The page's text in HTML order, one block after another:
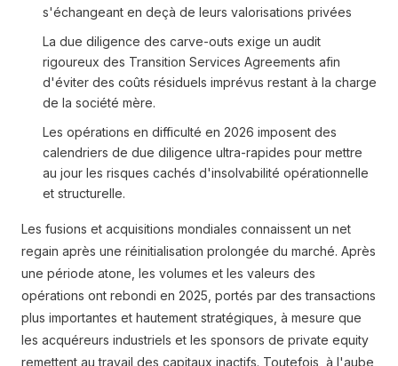
s'échangeant en deçà de leurs valorisations privées
La due diligence des carve-outs exige un audit
rigoureux des Transition Services Agreements afin
d'éviter des coûts résiduels imprévus restant à la charge
de la société mère.
Les opérations en difficulté en 2026 imposent des
calendriers de due diligence ultra-rapides pour mettre
au jour les risques cachés d'insolvabilité opérationnelle
et structurelle.
Les fusions et acquisitions mondiales connaissent un net
regain après une réinitialisation prolongée du marché. Après
une période atone, les volumes et les valeurs des
opérations ont rebondi en 2025, portés par des transactions
plus importantes et hautement stratégiques, à mesure que
les acquéreurs industriels et les sponsors de private equity
remettent au travail des capitaux inactifs. Toutefois, à l'aube